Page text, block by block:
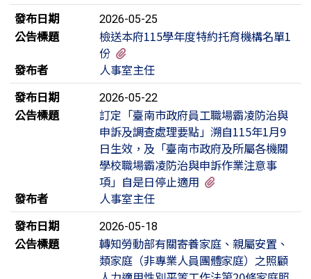
發布日期
2026-05-25
公告標題
檢送本府115學年度特約托育機構名單1
份
發布者
人事室主任
發布日期
2026-05-22
公告標題
訂定「臺南市政府員工職場霸凌防治與
申訴及調查處理要點」溯自115年1月9
日生效，及「臺南市政府及所屬各機關
學校職場霸凌防治與申訴作業注意事
項」自是日停止適用
發布者
人事室主任
發布日期
2026-05-18
公告標題
轉知勞動部有關寄養家庭、親屬安置、
類家庭（非專業人員團體家庭）之照顧